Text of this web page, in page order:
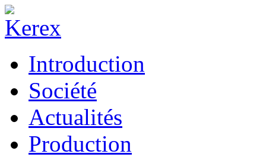
Introduction
Société
Actualités
Production